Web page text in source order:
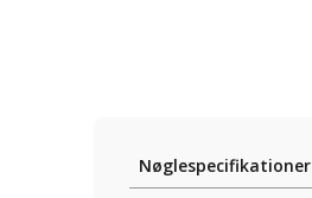
Nøglespecifikationer